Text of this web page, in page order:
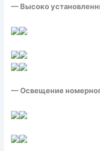
— Высоко
— Освещение